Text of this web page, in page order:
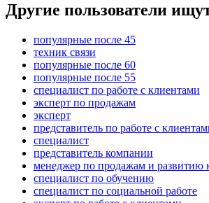
Другие пользователи
популярные после 45
техник связи
популярные после 60
популярные после 55
специалист по работе с клиентами
эксперт по продажам
эксперт
представитель по работе с
специалист
представитель компании
менеджер по продажам и развитию
специалист по обучению
специалист по социальной работе